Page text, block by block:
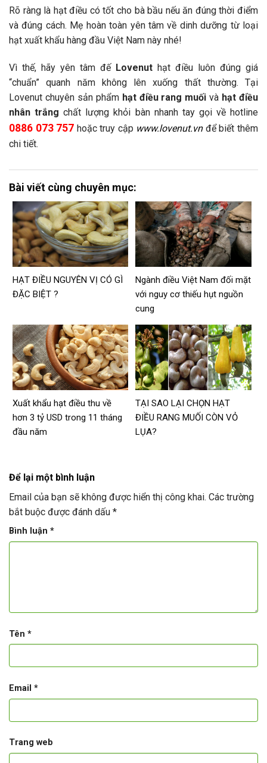
Rõ ràng là hạt điều có tốt cho bà bầu nếu ăn đúng thời điểm
và đúng cách. Mẹ hoàn toàn yên tâm về dinh dưỡng từ loại
hạt xuất khẩu hàng đầu Việt Nam này nhé!
Vì thế, hãy yên tâm đếLovenut hạt điều luôn đúng giá
“chuẩn” quanh năm không lên xuống thất thường. Tại
Lovenut chuyên sản phẩm hạt điều rang muối và hạt điều
nhân trắng chất lượng khỏi bàn nhanh tay gọi về hotline
0886 073 757 hoặc truy cập www.lovenut.vnđể biết thêm
chi tiết.
Bài viết cùng chuyên mục:
HẠT ĐIỀU NGUYÊN VỊ CÓ GÌ
ĐẶC BIỆT ?
Ngành điều Việt Nam đối mặt
với nguy cơ thiếu hụt nguồn
cung
Xuất khẩu hạt điều thu về
hơn 3 tỷ USD trong 11 tháng
đầu năm
TẠI SAO LẠI CHỌN HẠT
ĐIỀU RANG MUỐI CÒN VỎ
LỤA?
Để lại một bình luận
Email của bạn sẽ không được hiển thị công khai. Các trường
bắt buộc được đánh dấu *
Bình luận *
Tên *
Email *
Trang web